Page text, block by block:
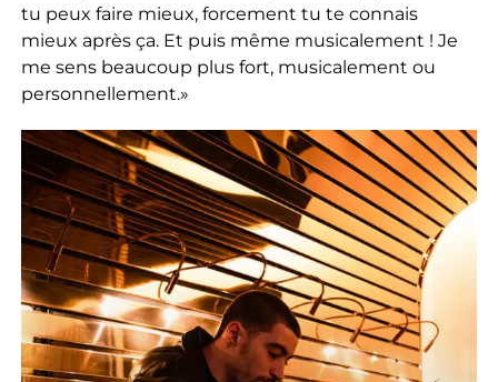
tu peux faire mieux, forcement tu te connais
mieux après ça. Et puis même musicalement ! Je
me sens beaucoup plus fort, musicalement ou
personnellement.»